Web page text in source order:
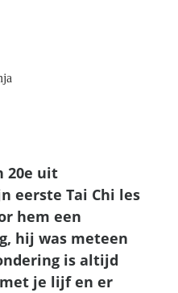
20e uit
eerste Tai Chi les
hem een
hij was meteen
is altijd
je lijf en er